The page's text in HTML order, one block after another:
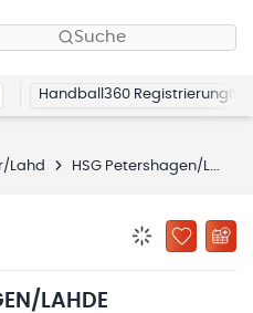
Suche
Handball360 Registrierung
Lahd HSG Petershagen/Lahde
ZU
LAHDE